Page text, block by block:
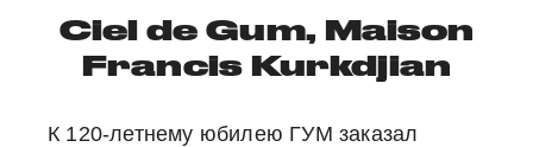
Ciel de Gum, Maison
Francis Kurkdjian
К 120-летнему юбилею ГУМ заказал